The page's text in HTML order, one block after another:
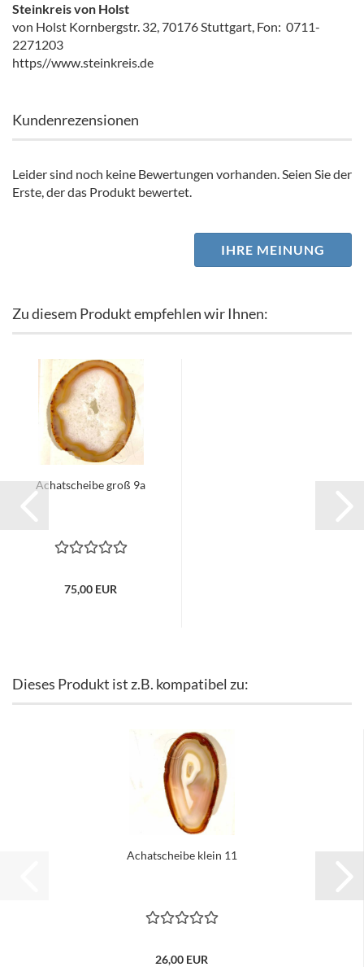
Steinkreis von Holst
von Holst Kornbergstr. 32, 70176 Stuttgart, Fon: 0711-
2271203
https//www.steinkreis.de
Kundenrezensionen
Leider sind noch keine Bewertungen vorhanden. Seien Sie der
Erste, der das Produkt bewertet.
IHRE MEINUNG
Zu diesem Produkt empfehlen wir Ihnen:
Achatscheibe groß 9a
75,00 EUR
Dieses Produkt ist z.B. kompatibel zu:
Achatscheibe klein 11
26,00 EUR